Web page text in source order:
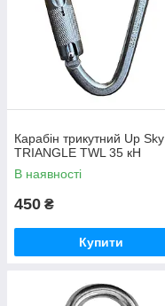
Карабін трикутний Up Sky
TRIANGLE TWL 35 кН
В наявності
450 ₴
Купити